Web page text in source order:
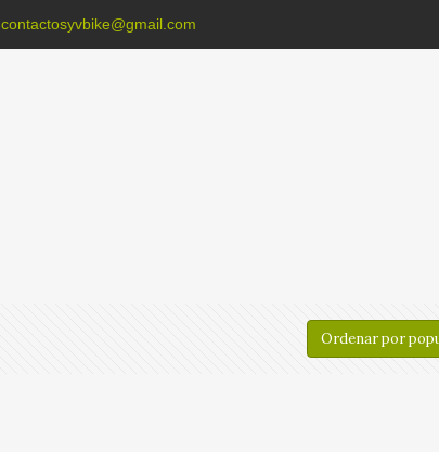
contactosyvbike@gmail.com